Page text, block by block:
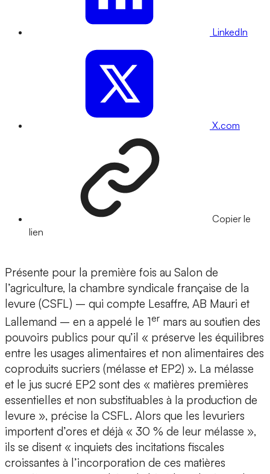
LinkedIn
X.com
Copier le
lien
Présente pour la première fois au Salon de
l’agriculture, la chambre syndicale française de la
levure (CSFL) – qui compte Lesaffre, AB Mauri et
Lallemand – en a appelé le 1er mars au soutien des
pouvoirs publics pour qu’il « préserve les équilibres
entre les usages alimentaires et non alimentaires des
coproduits sucriers (mélasse et EP2) ». La mélasse
et le jus sucré EP2 sont des « matières premières
essentielles et non substituables à la production de
levure », précise la CSFL. Alors que les levuriers
importent d’ores et déjà « 30 % de leur mélasse »,
ils se disent « inquiets des incitations fiscales
croissantes à l’incorporation de ces matières